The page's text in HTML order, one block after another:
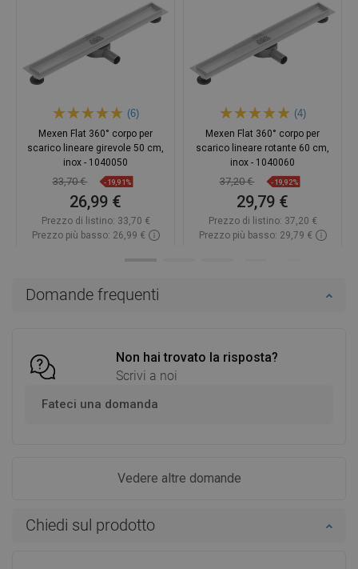
Domande frequenti
Non hai trovato la risposta?
Scrivi a noi
Fateci una domanda
Vedere altre domande
Chiedi sul prodotto
(6)
Mexen Flat 360° corpo per
scarico lineare girevole 50 cm,
inox - 1040050
33,70 € -19,91%
26,99 €
Prezzo di listino: 33,70 €
Prezzo più basso: 26,99 €
(4)
Mexen Flat 360° corpo per
scarico lineare rotante 60 cm,
inox - 1040060
37,20 € -19,92%
29,79 €
Prezzo di listino: 37,20 €
Prezzo più basso: 29,79 €